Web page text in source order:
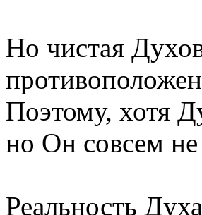
Но чистая
Поэтому, хотя
но Он совсем не
Реальность